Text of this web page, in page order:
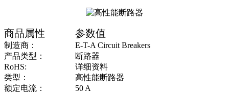
商品属性 参数值
制造商：
E-T-A Circuit Breakers
产品类型：
断路器
RoHS:
详细资料
类型：
高性能断路器
额定电流：
50 A